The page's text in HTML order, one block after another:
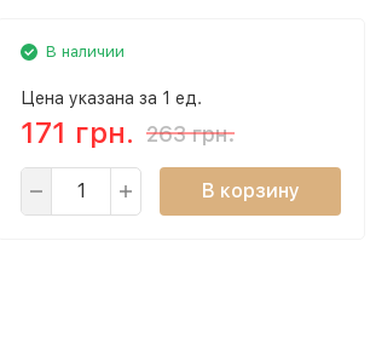
В наличии
Цена указана за 1 ед.
171 грн. 263 грн.
В корзину